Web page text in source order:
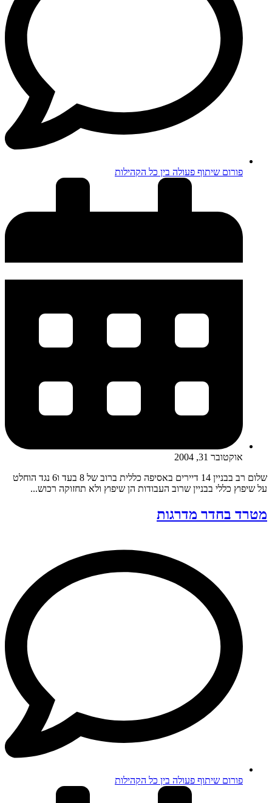
פורום שיתוף פעולה בין כל הקהילות
אוקטובר 31, 2004
שלום רב בבניין 14 דיירים באסיפה כללית ברוב של 8 בעד ו6 נגד הוחלט
על שיפוץ כללי בבניין שרוב העבודות הן שיפוץ ולא תחזוקה רכוש...
מטרד בחדר מדרגות
פורום שיתוף פעולה בין כל הקהילות